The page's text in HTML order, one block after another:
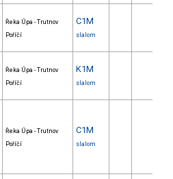
Řeka Úpa - Trutnov
Poříčí
C1M
slalom
Řeka Úpa - Trutnov
Poříčí
K1M
slalom
Řeka Úpa - Trutnov
Poříčí
C1M
slalom